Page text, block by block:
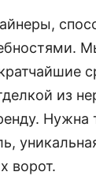
из
ворот.